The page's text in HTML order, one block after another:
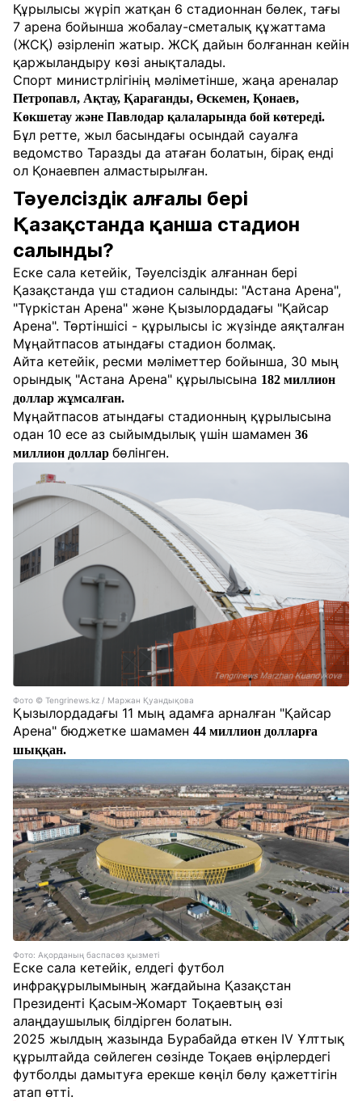
Құрылысы жүріп жатқан 6 стадионнан бөлек, тағы
7 арена бойынша жобалау-сметалық құжаттама
(ЖСҚ) әзірленіп жатыр. ЖСҚ дайын болғаннан кейін
қаржыландыру көзі анықталады.
Спорт министрлігінің мәліметінше, жаңа ареналар
Петропавл, Ақтау, Қарағанды, Өскемен, Қонаев,
Көкшетау және Павлодар қалаларында бой көтереді.
Бұл ретте, жыл басындағы осындай сауалға
ведомство Таразды да атаған болатын, бірақ енді
ол Қонаевпен алмастырылған.
Тәуелсіздік алғалы бері
Қазақстанда қанша стадион
салынды?
Еске сала кетейік, Тәуелсіздік алғаннан бері
Қазақстанда үш стадион салынды: "Астана Арена",
"Түркістан Арена" және Қызылордадағы "Қайсар
Арена". Төртіншісі - құрылысы іс жүзінде аяқталған
Мұңайтпасов атындағы стадион болмақ.
Айта кетейік, ресми мәліметтер бойынша, 30 мың
орындық "Астана Арена" құрылысына 182 миллион
доллар жұмсалған.
Мұңайтпасов атындағы стадионның құрылысына
одан 10 есе аз сыйымдылық үшін шамамен 36
миллион доллар бөлінген.
Фото © Tengrinews.kz / Маржан Қуандықова
Қызылордадағы 11 мың адамға арналған "Қайсар
Арена" бюджетке шамамен 44 миллион долларға
шыққан.
Фото: Ақорданың баспасөз қызметі
Еске сала кетейік, елдегі футбол
инфрақұрылымының жағдайына Қазақстан
Президенті Қасым-Жомарт Тоқаевтың өзі
алаңдаушылық білдірген болатын.
2025 жылдың жазында Бурабайда өткен IV Ұлттық
құрылтайда сөйлеген сөзінде Тоқаев өңірлердегі
футболды дамытуға ерекше көңіл бөлу қажеттігін
атап өтті.